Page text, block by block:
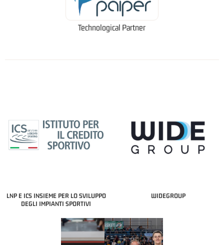
Technological Partner
LNP E ICS INSIEME PER LO SVILUPPO
DEGLI IMPIANTI SPORTIVI
WIDEGROUP